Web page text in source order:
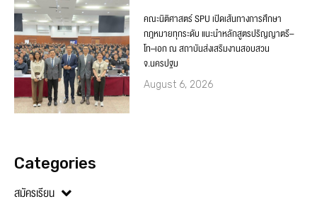
คณะนิติศาสตร์ SPU เปิดเส้นทางการศึกษา
กฎหมายทุกระดับ แนะนำหลักสูตรปริญญาตรี–
โท–เอก ณ สถาบันส่งเสริมงานสอบสวน
จ.นครปฐม
August 6, 2026
Categories
สมัครเรียน